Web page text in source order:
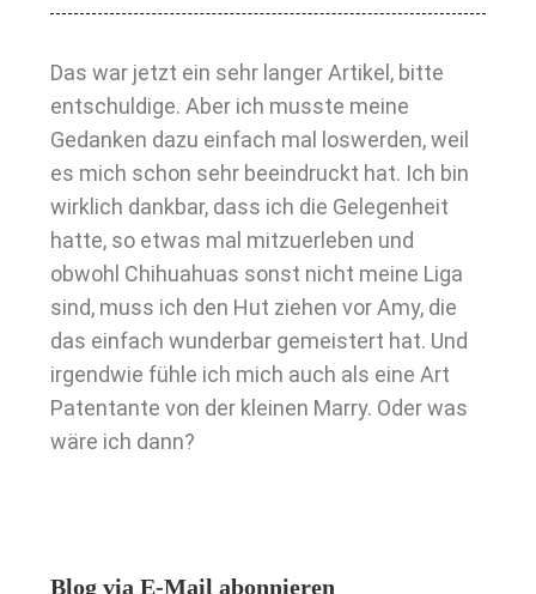
Das war jetzt ein sehr langer Artikel, bitte
entschuldige. Aber ich musste meine
Gedanken dazu einfach mal loswerden, weil
es mich schon sehr beeindruckt hat. Ich bin
wirklich dankbar, dass ich die Gelegenheit
hatte, so etwas mal mitzuerleben und
obwohl Chihuahuas sonst nicht meine Liga
sind, muss ich den Hut ziehen vor Amy, die
das einfach wunderbar gemeistert hat. Und
irgendwie fühle ich mich auch als eine Art
Patentante von der kleinen Marry. Oder was
wäre ich dann?
Blog via E-Mail abonnieren